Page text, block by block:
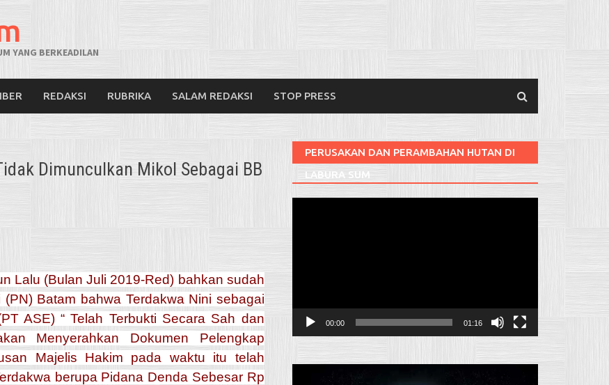
YANG BERKEADILAN
REDAKSI RUBRIKA SALAM REDAKSI STOP PRESS
Dimunculkan Mikol Sebagai BB
Lalu (Bulan Juli 2019-Red) bahkan sudah
Batam bahwa Terdakwa Nini sebagai
ASE) “ Telah Terbukti Secara Sah dan
Menyerahkan Dokumen Pelengkap
Majelis Hakim pada waktu itu telah
berupa Pidana Denda Sebesar Rp
PERUSAKAN DAN PERAMBAHAN HUTAN DI
LABURA SUM
00:00 01:16